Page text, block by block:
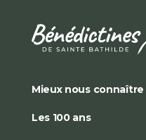
Mieux nous connaître
Les 100 ans